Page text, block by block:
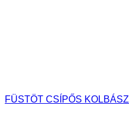
FÜSTÖT CSÍPŐS KOLBÁSZ